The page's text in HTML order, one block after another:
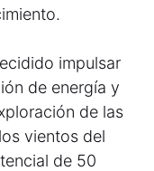
impulsar
de energía y
de las
vientos del
de 50